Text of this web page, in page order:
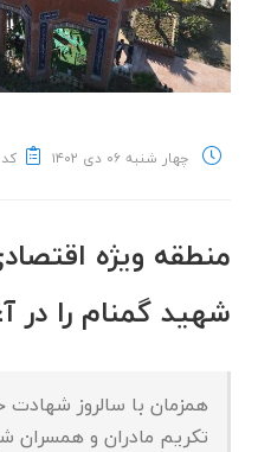
چهار شنبه ۰۶ دی ۱۴۰۲ کد
منطقه ویژه
شهید گمنام را
همزمان با سالروز
تکریم مادران و همسران